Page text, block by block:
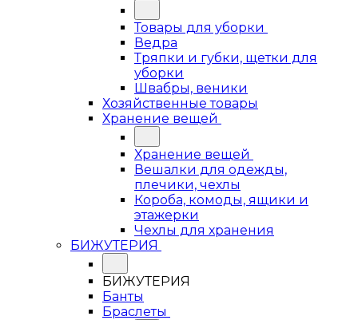
Товары для уборки
Ведра
Тряпки и губки, щетки для
уборки
Швабры, веники
Хозяйственные товары
Хранение вещей
Хранение вещей
Вешалки для одежды,
плечики, чехлы
Короба, комоды, ящики и
этажерки
Чехлы для хранения
БИЖУТЕРИЯ
БИЖУТЕРИЯ
Банты
Браслеты